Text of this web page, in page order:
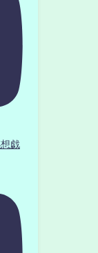
戯